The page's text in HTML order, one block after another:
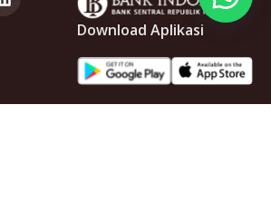
Download Aplikasi